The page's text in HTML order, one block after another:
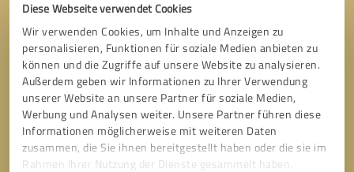
Diese Webseite verwendet Cookies
Wir verwenden Cookies, um Inhalte und Anzeigen zu
personalisieren, Funktionen für soziale Medien anbieten zu
können und die Zugriffe auf unsere Website zu analysieren.
Außerdem geben wir Informationen zu Ihrer Verwendung
unserer Website an unsere Partner für soziale Medien,
Werbung und Analysen weiter. Unsere Partner führen diese
Informationen möglicherweise mit weiteren Daten
zusammen, die Sie ihnen bereitgestellt haben oder die sie im
Rahmen Ihrer Nutzung der Dienste gesammelt haben.